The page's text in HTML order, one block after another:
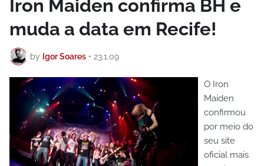
Iron Maiden confirma BH e
muda a data em Recife!
by Igor Soares • 23.1.09
O Iron
Maiden
confirmou
por meio do
seu site
oficial mais